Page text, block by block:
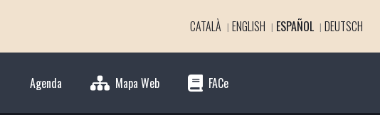
CATALÀ ENGLISH ESPAÑOL DEUTSCH
Agenda Mapa Web FACe